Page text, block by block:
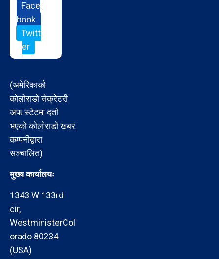
Face
book
Twitt
er
(अमेरिकाको
कोलोराडो सेक्रेटरी
अफ स्टेटमा दर्ता
भएको कोलोराडो खबर
कम्पनीद्वारा
सञ्चालित)
मुख्य कार्यालयः
1343 W 133rd
cir,
WestministerCol
orado 80234
(USA)